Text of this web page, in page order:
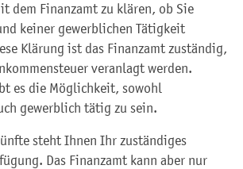
dem Finanzamt zu klären, ob Sie
keiner gewerblichen Tätigkeit
Klärung ist das Finanzamt zuständig,
veranlagt werden.
es die Möglichkeit, sowohl
gewerblich tätig zu sein.
steht Ihnen Ihr zuständiges
Das Finanzamt kann aber nur